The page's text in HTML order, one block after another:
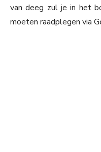
van deeg zul je in het
moeten raadplegen via